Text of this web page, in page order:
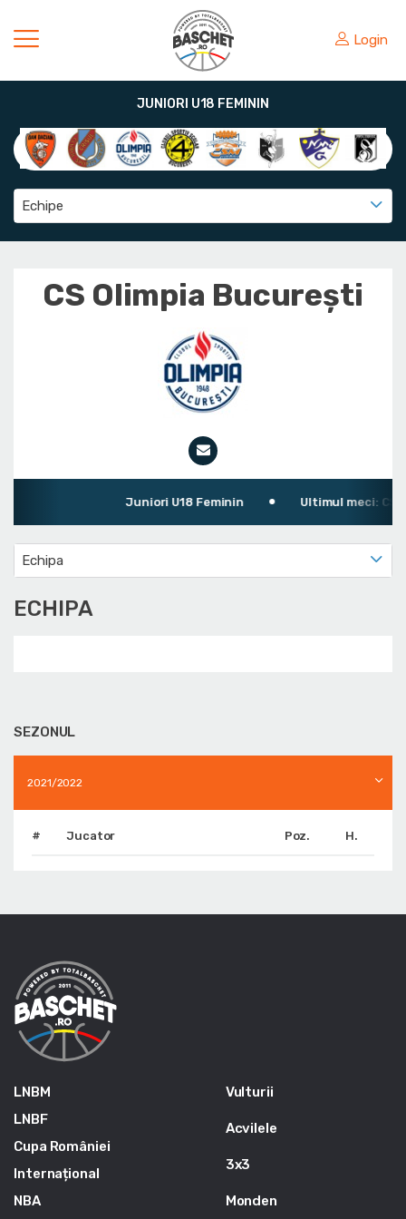
Login
JUNIORI U18 FEMININ
Echipe
CS Olimpia București
Juniori U18 Feminin Ultimul meci: CSS
Echipa
ECHIPA
SEZONUL
2021/2022
# Jucator Poz. H.
LNBM
LNBF
Cupa României
Internațional
NBA
Vulturii
Acvilele
3x3
Monden